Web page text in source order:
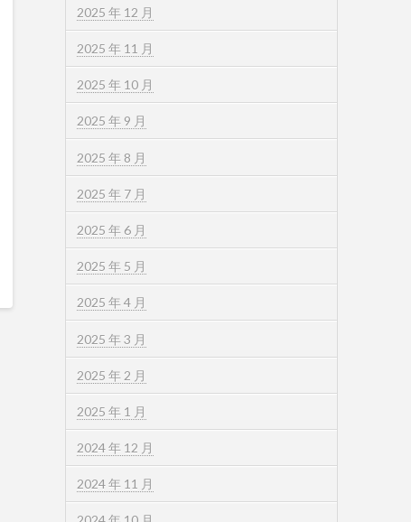
2025 年 12 月
2025 年 11 月
2025 年 10 月
2025 年 9 月
2025 年 8 月
2025 年 7 月
2025 年 6 月
2025 年 5 月
2025 年 4 月
2025 年 3 月
2025 年 2 月
2025 年 1 月
2024 年 12 月
2024 年 11 月